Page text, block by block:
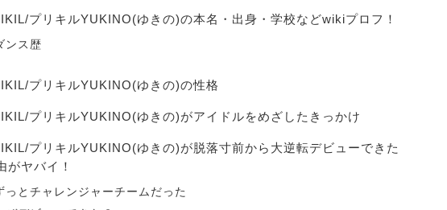
プリキルYUKINO(ゆきの)の本名・出身・学校などwikiプロフ！
ンス歴
プリキルYUKINO(ゆきの)の性格
プリキルYUKINO(ゆきの)がアイドルをめざしたきっかけ
プリキルYUKINO(ゆきの)が脱落寸前から大逆転デビューできた
がヤバイ！
っとチャレンジャーチームだった